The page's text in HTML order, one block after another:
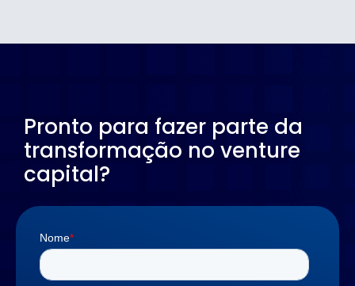
Pronto para fazer parte da
transformação no venture
capital?